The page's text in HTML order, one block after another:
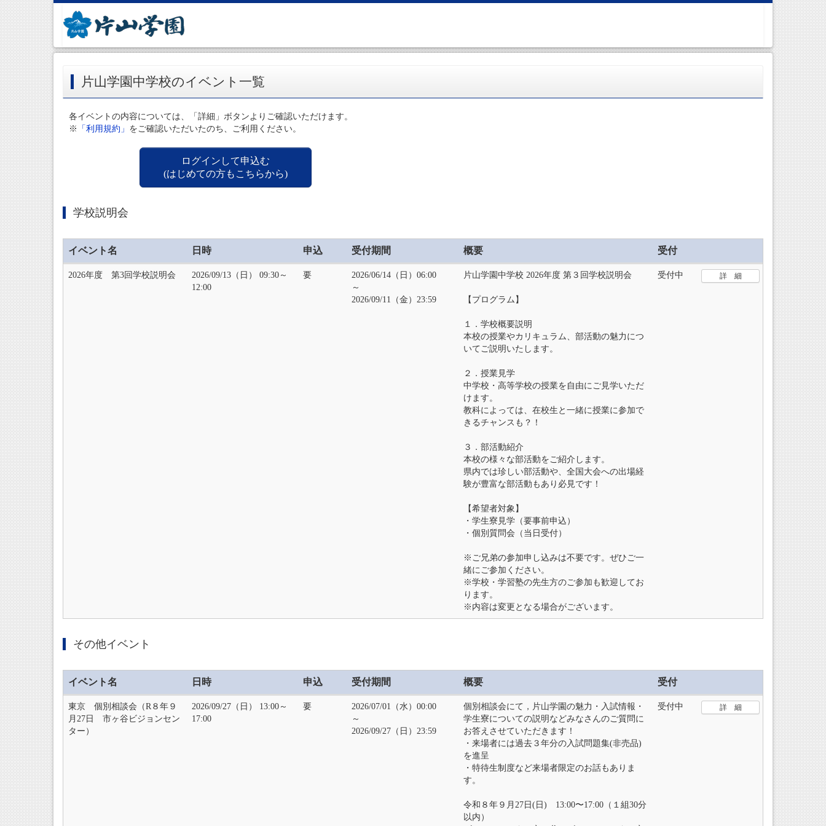
片山学園中学校のイベント一覧
各イベントの内容については、「詳細」ボタンよりご確認いただけます。
※
「利用規約」 をご確認いただいたのち、ご利用ください。
ログインして申込む
(はじめての方もこちらから)
学校説明会
イベント名 日時 申込 受付期間 概要 受付
2026年度 第3回学校説明会
2026/09/13（日） 09:30～
12:00
要
2026/06/14（日）06:00
～
2026/09/11（金）23:59
片山学園中学校 2026年度 第３回学校説明会
【プログラム】
１．学校概要説明
本校の授業やカリキュラム、部活動の魅力につ
いてご説明いたします。
２．授業見学
中学校・高等学校の授業を自由にご見学いただ
けます。
教科によっては、在校生と一緒に授業に参加で
きるチャンスも？！
３．部活動紹介
本校の様々な部活動をご紹介します。
県内では珍しい部活動や、全国大会への出場経
験が豊富な部活動もあり必見です！
【希望者対象】
・学生寮見学（要事前申込）
・個別質問会（当日受付）
※ご兄弟の参加申し込みは不要です。ぜひご一
緒にご参加ください。
※学校・学習塾の先生方のご参加も歓迎してお
ります。
※内容は変更となる場合がございます。
受付中 詳 細
その他イベント
イベント名 日時 申込 受付期間 概要 受付
東京 個別相談会（R８年９
月27日 市ヶ谷ビジョンセン
ター）
2026/09/27（日） 13:00～
17:00
要
2026/07/01（水）00:00
～
2026/09/27（日）23:59
個別相談会にて，片山学園の魅力・入試情報・
学生寮についての説明などみなさんのご質問に
お答えさせていただきます！
・来場者には過去３年分の入試問題集(非売品)
を進呈
・特待生制度など来場者限定のお話もありま
す。
令和８年９月27日(日) 13:00〜17:00（１組30分
以内）
受付中 詳 細